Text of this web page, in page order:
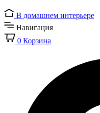
В домашнем интерьере
Навигация
0 Корзина